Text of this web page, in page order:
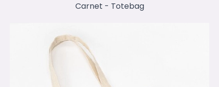
Carnet - Totebag